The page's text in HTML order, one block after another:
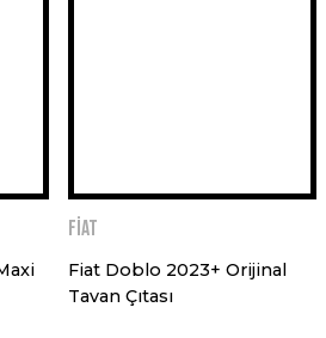
Fiat
Fiat Doblo 2023+ Orijinal
Tavan Çıtası